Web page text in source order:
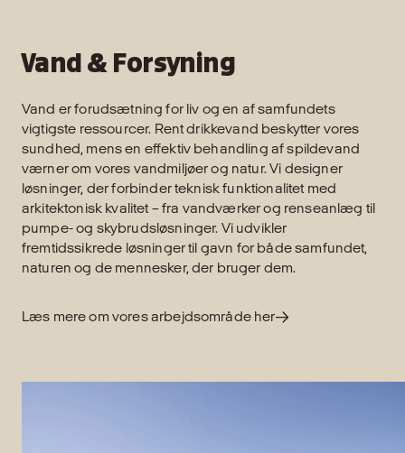
Vand & Forsyning
Vand er forudsætning for liv og en af samfundets
vigtigste ressourcer. Rent drikkevand beskytter vores
sundhed, mens en effektiv behandling af spildevand
værner om vores vandmiljøer og natur. Vi designer
løsninger, der forbinder teknisk funktionalitet med
arkitektonisk kvalitet – fra vandværker og renseanlæg til
pumpe- og skybrudsløsninger. Vi udvikler
fremtidssikrede løsninger til gavn for både samfundet,
naturen og de mennesker, der bruger dem.
Læs mere om vores arbejdsområde her